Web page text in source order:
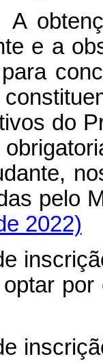
e a
do
2022)
optar